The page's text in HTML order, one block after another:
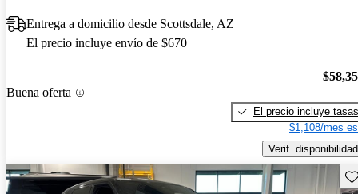
Entrega a domicilio desde Scottsdale, AZ
El precio incluye envío de $670
Buena oferta
El precio incluye tasas
$1,108/mes
Verif. disponibilidad